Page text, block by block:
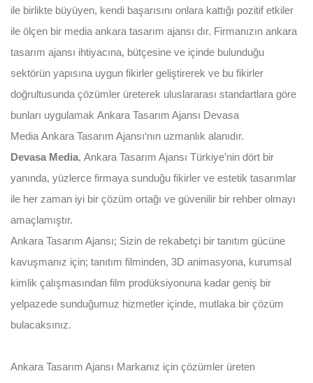
ile birlikte büyüyen, kendi başarısını onlara kattığı pozitif etkiler
ile ölçen bir media ankara tasarım ajansı dır. Firmanızın ankara
tasarım ajansı ihtiyacına, bütçesine ve içinde bulunduğu
sektörün yapısına uygun fikirler geliştirerek ve bu fikirler
doğrultusunda çözümler üreterek uluslararası standartlara göre
bunları uygulamak Ankara Tasarım Ajansı Devasa
Media Ankara Tasarım Ajansı‘nın uzmanlık alanıdır.
Devasa Media, Ankara Tasarım Ajansı Türkiye’nin dört bir
yanında, yüzlerce firmaya sunduğu fikirler ve estetik tasarımlar
ile her zaman iyi bir çözüm ortağı ve güvenilir bir rehber olmayı
amaçlamıştır.
Ankara Tasarım Ajansı; Sizin de rekabetçi bir tanıtım gücüne
kavuşmanız için; tanıtım filminden, 3D animasyona, kurumsal
kimlik çalışmasından film prodüksiyonuna kadar geniş bir
yelpazede sunduğumuz hizmetler içinde, mutlaka bir çözüm
bulacaksınız.
Ankara Tasarım Ajansı Markanız için çözümler üreten